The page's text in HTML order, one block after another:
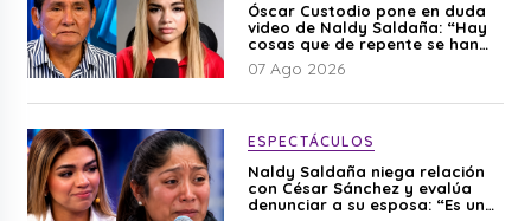
Óscar Custodio pone en duda
video de Naldy Saldaña: “Hay
cosas que de repente se han
editado”
07 Ago 2026
ESPECTÁCULOS
Naldy Saldaña niega relación
con César Sánchez y evalúa
denunciar a su esposa: “Es una